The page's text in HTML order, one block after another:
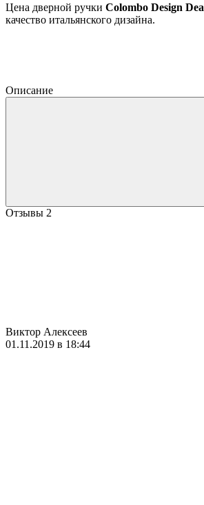
Цена дверной ручки Colombo Design Dea
качество итальянского дизайна.
Описание
Отзывы 2
Виктор Алексеев
01.11.2019 в 18:44